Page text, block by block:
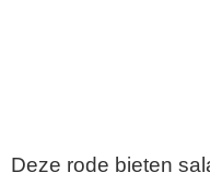
Deze rode bieten